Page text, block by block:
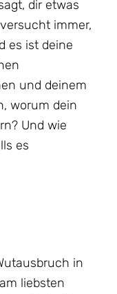
dir etwas
immer,
es ist deine
und deinem
worum dein
Und wie
es
in
liebsten